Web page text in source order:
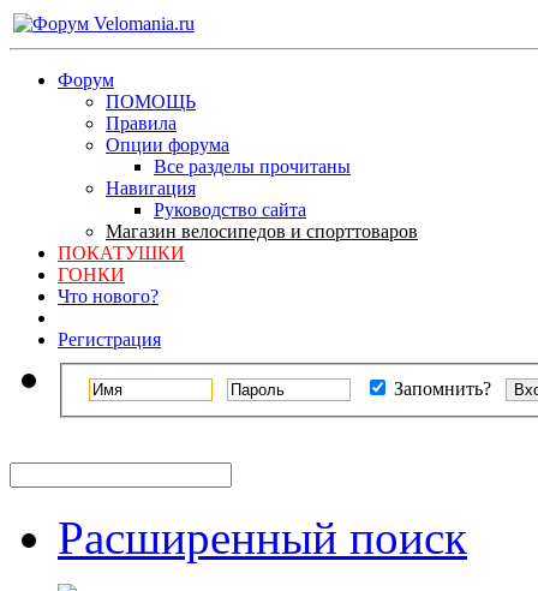
Форум
ПОМОЩЬ
Правила
Опции форума
Все разделы прочитаны
Навигация
Руководство сайта
Магазин велосипедов и спорттоваров
ПОКАТУШКИ
ГОНКИ
Что нового?
Регистрация
Запомнить?
Расширенный поиск